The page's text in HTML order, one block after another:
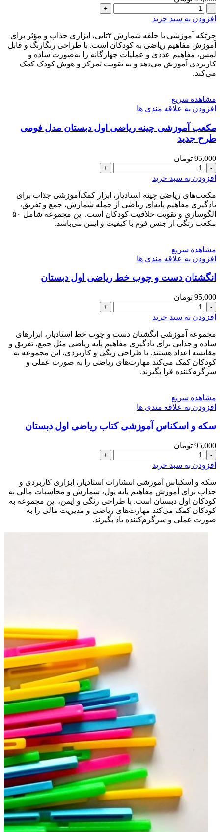
چرتکه
آموزشی
اول
و
دوم
دبستان
طرح
افزودن به سبد خرید
چرتکه آموزشی با حلقه شمارش ۳تایی، ابزاری جذاب و مؤثر برای
آموزش مفاهیم ریاضی به کودکان است. با طراحی رنگارنگ و قابل
لمس، مفاهیم عددی و عملیات چهارگانه را به‌صورت ساده و
کاربردی آموزش می‌دهد و به تقویت تمرکز و هوش کودک کمک
می‌کند.
مشاهده سریع
افزودن به علاقه مندی ها
مکعب آموزشی چینه ریاضی اول دبستان مدل فومی
طرح جدید
95,000 تومان
مکعب
آموزشی
ریاضی
اول
دبستان
مدل
جدید
عدد
افزودن به سبد خرید
مکعب‌های ریاضی چینه استادیار، ابزار کمک‌آموزشی جذاب برای
یادگیری مفاهیم پایه‌ای ریاضی از جمله شمارش، جمع و تفریق،
الگو‌سازی و تقویت خلاقیت کودکان است. این مجموعه شامل ۵۰
مکعب رنگی از جنس فوم با کیفیت و ایمن می‌باشد.
مشاهده سریع
افزودن به علاقه مندی ها
انگشتان دست و چوب خط ریاضی اول دبستان
95,000 تومان
انگشتان
دست
چوب
خط
ریاضی
اول
دبستان
افزودن به سبد خرید
مجموعه آموزشی انگشتان دست و چوب خط استادیار، ابزارهای
ساده و جذابی برای یادگیری مفاهیم پایه ریاضی مثل جمع، تفریق و
مقایسه اعداد هستند. با طراحی رنگی و کاربردی، این مجموعه به
کودکان کمک می‌کند مهارت‌های ریاضی را به صورت عملی و
سرگرم‌کننده فرا بگیرند.
مشاهده سریع
افزودن به علاقه مندی ها
سکه و اسکناس آموزشی کتاب ریاضی اول دبستان
95,000 تومان
سکه
و
آموزشی
کتاب
ریاضی
اول
دبستان
افزودن به سبد خرید
سکه و اسکناس آموزشی انتشارات استادیار، ابزاری کاربردی و
جذاب برای آموزش مفاهیم پایه پول، شمارش و محاسبات مالی به
کودکان اول دبستان است. با طراحی رنگی و ایمن، این مجموعه به
کودکان کمک می‌کند مهارت‌های ریاضی و مدیریت مالی را به
صورت عملی و سرگرم‌کننده یاد بگیرند.